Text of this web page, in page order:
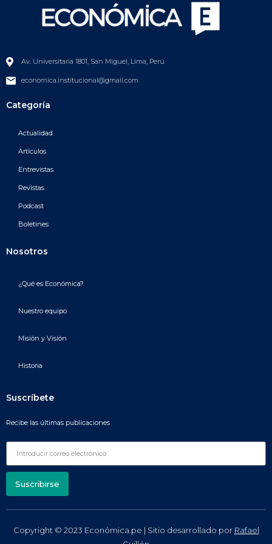
Av. Universitaria 1801, San Miguel, Lima, Perú
economica.institucional@gmail.com
Categoría
Actualidad
Artículos
Entrevistas
Revistas
Podcast
Boletines
Nosotros
¿Qué es Económica?
Nuestro equipo
Misión y Visión
Historia
Suscríbete
Recibe las últimas publicaciones
Suscribirse
Copyright © 2023 Económica.pe | Sitio desarrollado por Rafael